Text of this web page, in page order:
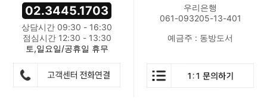
02.3445.1703
상담시간 09:30 - 16:30
점심시간 12:30 - 13:30
토,일요일/공휴일 휴무
우리은행
061-093205-13-401
예금주 : 동방도서